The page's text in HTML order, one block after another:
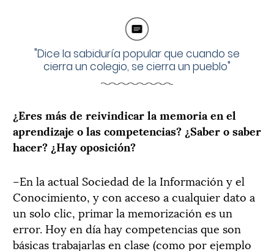
"Dice la sabiduría popular que cuando se
cierra un colegio, se cierra un pueblo"
¿Eres más de reivindicar la memoria en el
aprendizaje o las competencias? ¿Saber o saber
hacer? ¿Hay oposición?
–En la actual Sociedad de la Información y el
Conocimiento, y con acceso a cualquier dato a
un solo clic, primar la memorización es un
error. Hoy en día hay competencias que son
básicas trabajarlas en clase (como por ejemplo